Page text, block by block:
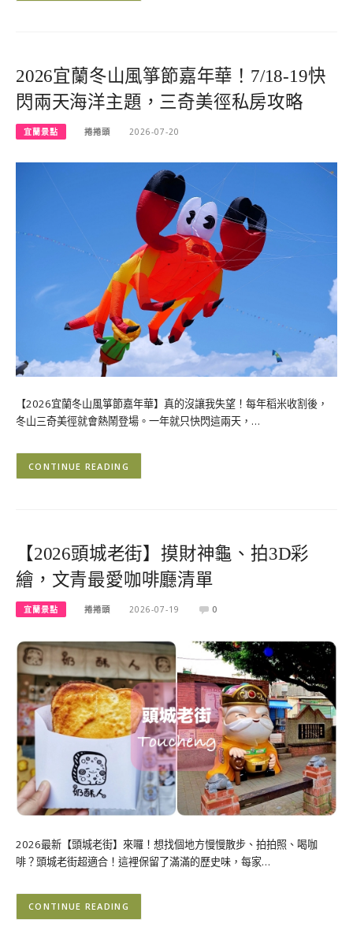
2026宜蘭冬山風箏節嘉年華！7/18-19快
閃兩天海洋主題，三奇美徑私房攻略
宜蘭景點 捲捲頭 2026-07-20
【2026宜蘭冬山風箏節嘉年華】真的沒讓我失望！每年稻米收割後，
冬山三奇美徑就會熱鬧登場。一年就只快閃這兩天，…
CONTINUE READING
【2026頭城老街】摸財神龜、拍3D彩
繪，文青最愛咖啡廳清單
宜蘭景點 捲捲頭 2026-07-19 0
2026最新【頭城老街】來囉！想找個地方慢慢散步、拍拍照、喝咖
啡？頭城老街超適合！這裡保留了滿滿的歷史味，每家…
CONTINUE READING